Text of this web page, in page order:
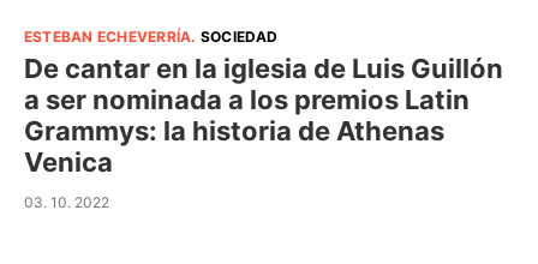
ESTEBAN ECHEVERRÍA. SOCIEDAD
De cantar en la iglesia de Luis Guillón
a ser nominada a los premios Latin
Grammys: la historia de Athenas
Venica
03. 10. 2022